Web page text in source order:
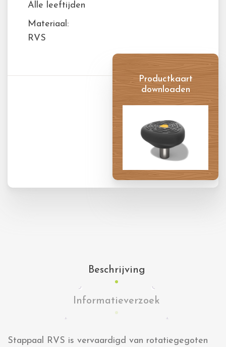
Alle leeftijden
Materiaal:
RVS
Productkaart
downloaden
Beschrijving
Informatieverzoek
Stappaal RVS is vervaardigd van rotatiegegoten